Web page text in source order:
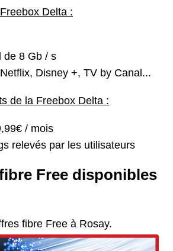
Delta :
de 8 Gb / s
Disney +, TV by Canal...
de la Freebox Delta :
/ mois
relevés par les utilisateurs
Free disponibles
fibre Free à Rosay.